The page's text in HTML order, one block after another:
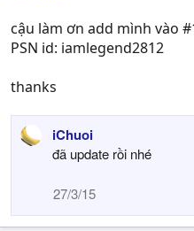
cậu làm ơn add mình vào
PSN id: iamlegend2812
thanks
iChuoi
đã update rồi nhé
27/3/15